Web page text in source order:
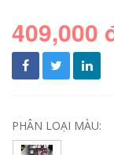
409,000
PHÂN LOẠI MÀU: